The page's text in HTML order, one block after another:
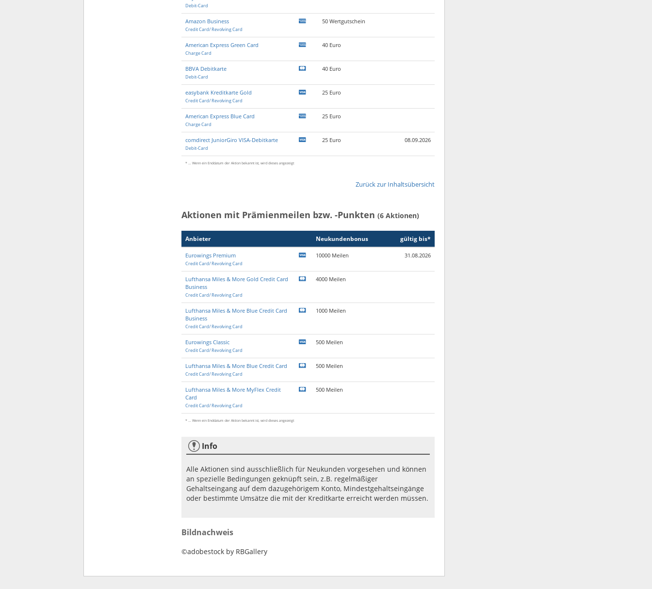
Debit-Card
Amazon Business
Credit Card/ Revolving Card
50 Wertgutschein
American Express Green Card
Charge Card
40 Euro
BBVA Debitkarte
Debit-Card
40 Euro
easybank Kreditkarte Gold
Credit Card/ Revolving Card
25 Euro
American Express Blue Card
Charge Card
25 Euro
comdirect JuniorGiro VISA-Debitkarte
Debit-Card
25 Euro 08.09.2026
* ... Wenn ein Enddatum der Aktion bekannt ist, wird dieses angezeigt
Zurück zur Inhaltsübersicht
Aktionen mit Prämienmeilen bzw. -Punkten (6 Aktionen)
Anbieter Neukunden­bonus gültig bis*
Eurowings Premium
Credit Card/ Revolving Card
10000 Meilen 31.08.2026
Lufthansa Miles & More Gold Credit Card
Business
Credit Card/ Revolving Card
4000 Meilen
Lufthansa Miles & More Blue Credit Card
Business
Credit Card/ Revolving Card
1000 Meilen
Eurowings Classic
Credit Card/ Revolving Card
500 Meilen
Lufthansa Miles & More Blue Credit Card
Credit Card/ Revolving Card
500 Meilen
Lufthansa Miles & More MyFlex Credit
Card
Credit Card/ Revolving Card
500 Meilen
* ... Wenn ein Enddatum der Aktion bekannt ist, wird dieses angezeigt
Info
Alle Aktionen sind ausschließlich für Neukunden vorgesehen und können
an spezielle Bedingungen geknüpft sein, z.B. regelmäßiger
Gehaltseingang auf dem dazugehörigem Konto, Mindestgehaltseingänge
oder bestimmte Umsätze die mit der Kreditkarte erreicht werden müssen.
Bildnachweis
©adobestock by RBGallery